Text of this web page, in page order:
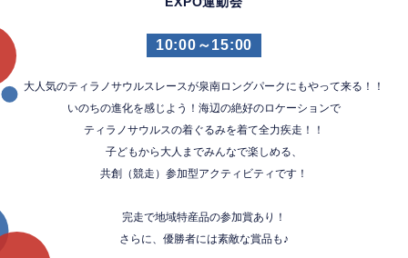
10:00～15:00
大人気のティラノサウルスレースが泉南ロングパークにもやって来る！！
いのちの進化を感じよう！海辺の絶好のロケーションで
ティラノサウルスの着ぐるみを着て全力疾走！！
子どもから大人までみんなで楽しめる、
共創（競走）参加型アクティビティです！
完走で地域特産品の参加賞あり！
さらに、優勝者には素敵な賞品も♪